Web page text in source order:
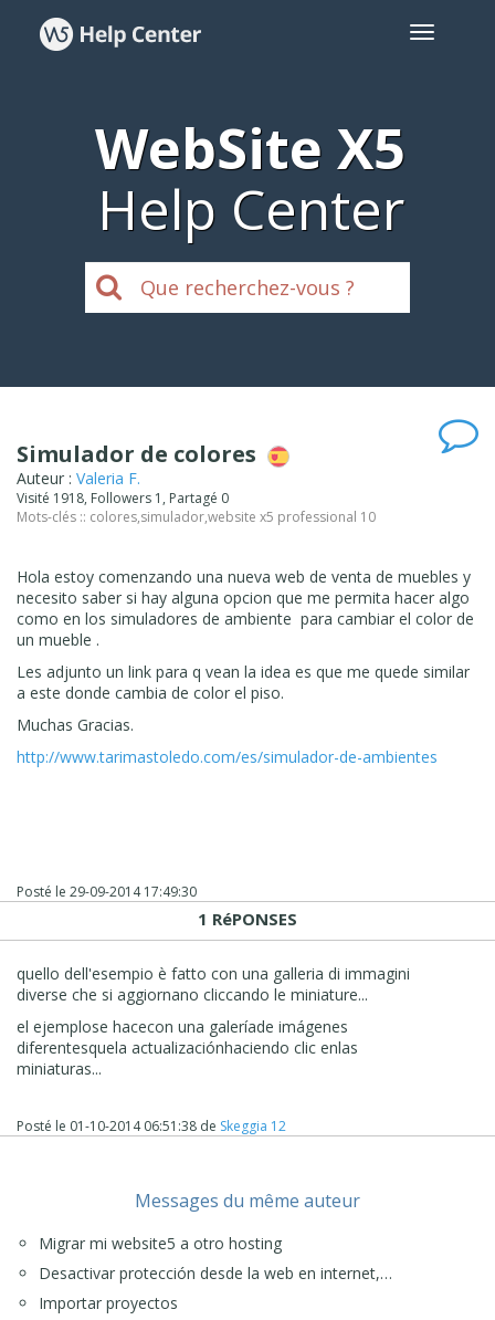
WebSite X5
Help Center
Simulador de colores
Auteur : Valeria F.
Visité 1918, Followers 1, Partagé 0
Mots-clés :: colores,simulador,website x5 professional 10
Hola estoy comenzando una nueva web de venta de muebles y
necesito saber si hay alguna opcion que me permita hacer algo
como en los simuladores de ambiente para cambiar el color de
un mueble .
Les adjunto un link para q vean la idea es que me quede similar
a este donde cambia de color el piso.
Muchas Gracias.
http://www.tarimastoledo.com/es/simulador-de-ambientes
Posté le 29-09-2014 17:49:30
1 RéPONSES
quello dell'esempio è fatto con una galleria di immagini
diverse che si aggiornano cliccando le miniature...
el ejemplose hacecon una galeríade imágenes
diferentesquela actualizaciónhaciendo clic enlas
miniaturas...
Posté le 01-10-2014 06:51:38 de Skeggia 12
Messages du même auteur
Migrar mi website5 a otro hosting
Desactivar protección desde la web en internet,…
Importar proyectos